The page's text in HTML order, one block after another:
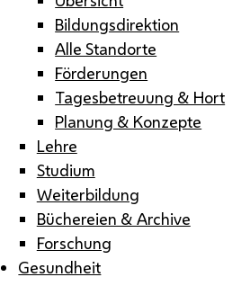
Bildungsdirektion
Alle Standorte
Förderungen
Tagesbetreuung & Hort
Planung & Konzepte
Lehre
Studium
Weiterbildung
Büchereien & Archive
Forschung
Gesundheit